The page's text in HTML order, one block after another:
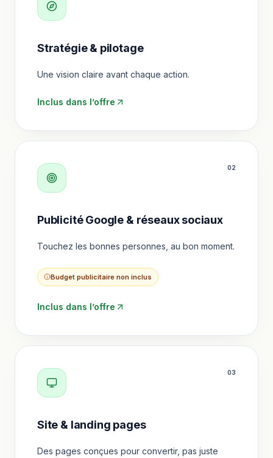
Stratégie & pilotage
Une vision claire avant chaque action.
Inclus dans l’offre
02
Publicité Google & réseaux sociaux
Touchez les bonnes personnes, au bon moment.
Budget publicitaire non inclus
Inclus dans l’offre
03
Site & landing pages
Des pages conçues pour convertir, pas juste